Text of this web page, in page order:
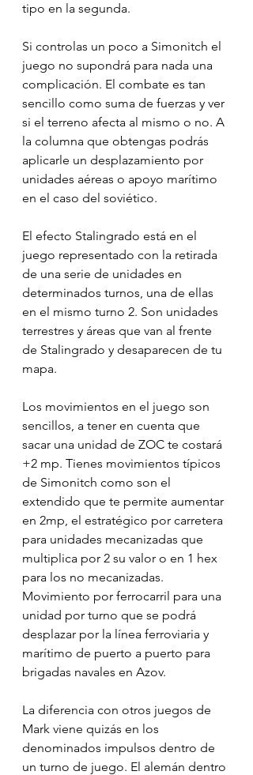
tipo en la segunda.
Si controlas un poco a Simonitch el
juego no supondrá para nada una
complicación. El combate es tan
sencillo como suma de fuerzas y ver
si el terreno afecta al mismo o no. A
la columna que obtengas podrás
aplicarle un desplazamiento por
unidades aéreas o apoyo marítimo
en el caso del soviético.
El efecto Stalingrado está en el
juego representado con la retirada
de una serie de unidades en
determinados turnos, una de ellas
en el mismo turno 2. Son unidades
terrestres y áreas que van al frente
de Stalingrado y desaparecen de tu
mapa.
Los movimientos en el juego son
sencillos, a tener en cuenta que
sacar una unidad de ZOC te costará
+2 mp. Tienes movimientos típicos
de Simonitch como son el
extendido que te permite aumentar
en 2mp, el estratégico por carretera
para unidades mecanizadas que
multiplica por 2 su valor o en 1 hex
para los no mecanizadas.
Movimiento por ferrocarril para una
unidad por turno que se podrá
desplazar por la línea ferroviaria y
marítimo de puerto a puerto para
brigadas navales en Azov.
La diferencia con otros juegos de
Mark viene quizás en los
denominados impulsos dentro de
un turno de juego. El alemán dentro